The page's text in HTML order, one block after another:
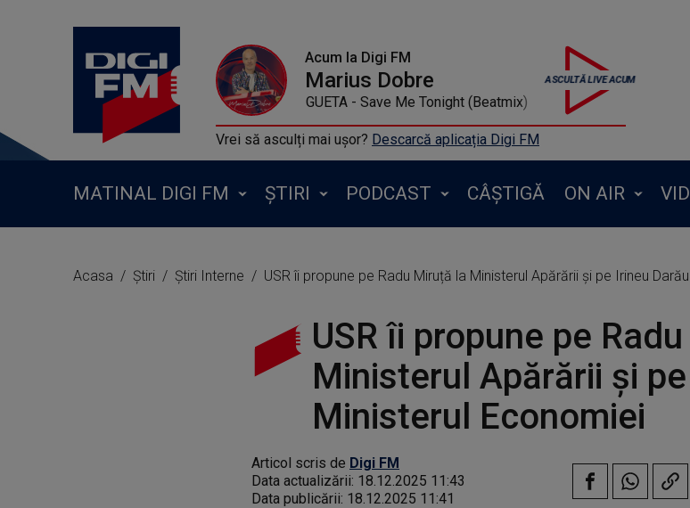
Acum la Digi FM
Marius Dobre
JENNIFER LOPEZ FT DAVID GUETA - Save Me Tonight (Beatmix)
Vrei să asculți mai ușor? Descarcă aplicația Digi FM
MATINAL DIGI FM ȘTIRI PODCAST CÂȘTIGĂ ON AIR
Acasa Știri Știri Interne USR îi propune pe Radu Miruță la Ministerul Apărării și pe Irineu
USR îi propune pe
Ministerul Apărării și
Ministerul Economiei
Articol scris de Digi FM
Data actualizării: 18.12.2025 11:43
Data publicării: 18.12.2025 11:41